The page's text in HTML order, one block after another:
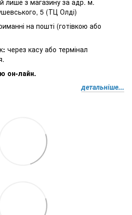
лише з магазину за адр. м.
5 (ТЦ Олді)
на пошті (готівкою або
: через касу або термінал
он-лайн.
детальніше...